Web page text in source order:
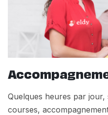
Quelques heures par jour,
courses,